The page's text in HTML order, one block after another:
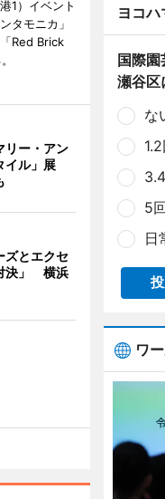
1）イベント
タモニカ」
Red Brick
リー・アン
イル」展
ズとエクセ
決」 横浜
ヨコ
国際
瀬谷区
な
5
日
ワ